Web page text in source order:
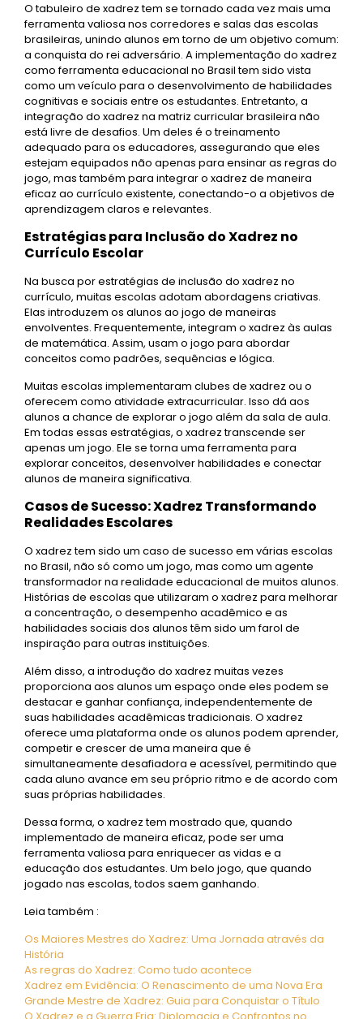
O tabuleiro de xadrez tem se tornado cada vez mais uma
ferramenta valiosa nos corredores e salas das escolas
brasileiras, unindo alunos em torno de um objetivo comum:
a conquista do rei adversário. A implementação do xadrez
como ferramenta educacional no Brasil tem sido vista
como um veículo para o desenvolvimento de habilidades
cognitivas e sociais entre os estudantes. Entretanto, a
integração do xadrez na matriz curricular brasileira não
está livre de desafios. Um deles é o treinamento
adequado para os educadores, assegurando que eles
estejam equipados não apenas para ensinar as regras do
jogo, mas também para integrar o xadrez de maneira
eficaz ao currículo existente, conectando-o a objetivos de
aprendizagem claros e relevantes.
Estratégias para Inclusão do Xadrez no
Currículo Escolar
Na busca por estratégias de inclusão do xadrez no
currículo, muitas escolas adotam abordagens criativas.
Elas introduzem os alunos ao jogo de maneiras
envolventes. Frequentemente, integram o xadrez às aulas
de matemática. Assim, usam o jogo para abordar
conceitos como padrões, sequências e lógica.
Muitas escolas implementaram clubes de xadrez ou o
oferecem como atividade extracurricular. Isso dá aos
alunos a chance de explorar o jogo além da sala de aula.
Em todas essas estratégias, o xadrez transcende ser
apenas um jogo. Ele se torna uma ferramenta para
explorar conceitos, desenvolver habilidades e conectar
alunos de maneira significativa.
Casos de Sucesso: Xadrez Transformando
Realidades Escolares
O xadrez tem sido um caso de sucesso em várias escolas
no Brasil, não só como um jogo, mas como um agente
transformador na realidade educacional de muitos alunos.
Histórias de escolas que utilizaram o xadrez para melhorar
a concentração, o desempenho acadêmico e as
habilidades sociais dos alunos têm sido um farol de
inspiração para outras instituições.
Além disso, a introdução do xadrez muitas vezes
proporciona aos alunos um espaço onde eles podem se
destacar e ganhar confiança, independentemente de
suas habilidades acadêmicas tradicionais. O xadrez
oferece uma plataforma onde os alunos podem aprender,
competir e crescer de uma maneira que é
simultaneamente desafiadora e acessível, permitindo que
cada aluno avance em seu próprio ritmo e de acordo com
suas próprias habilidades.
Dessa forma, o xadrez tem mostrado que, quando
implementado de maneira eficaz, pode ser uma
ferramenta valiosa para enriquecer as vidas e a
educação dos estudantes. Um belo jogo, que quando
jogado nas escolas, todos saem ganhando.
Leia também :
Os Maiores Mestres do Xadrez: Uma Jornada através da
História
As regras do Xadrez: Como tudo acontece
Xadrez em Evidência: O Renascimento de uma Nova Era
Grande Mestre de Xadrez: Guia para Conquistar o Título